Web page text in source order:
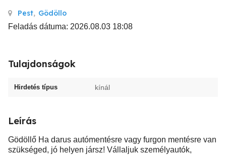
Pest, Gödöllo
Feladás dátuma: 2026.08.03 18:08
Tulajdonságok
Hirdetés típus kínál
Leírás
Gödöllő Ha darus autómentésre vagy furgon mentésre van
szükséged, jó helyen jársz! Vállaljuk személyautók,